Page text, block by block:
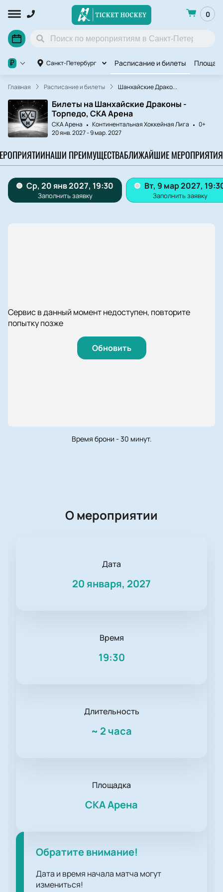
0
Санкт-Петербург Расписание и билеты
₽
Главная Расписание и билеты Шанхайские Драко...
Билеты на Шанхайские Драконы -
Торпедо, СКА Арена
СКА Арена Континентальная Хоккейная Лига
0+
20 янв. 2027-9 мар. 2027
НАШИ ПРЕИМУЩЕСТВАБЛИЖАЙШИЕ МЕРОПРИЯТИЯ
Сервис в данный момент недоступен, повторите
попытку позже
Обновить
Время брони - 30 минут.
О мероприятии
Дата
20 января, 2027
Время
19:30
Длительность
~ 2 часа
Площадка
СКА Арена
Обратите внимание!
Дата и время начала матча могут
измениться!